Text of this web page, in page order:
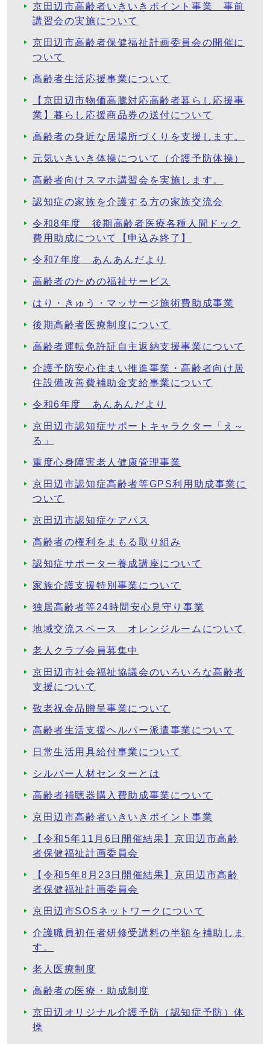
京田辺市高齢者いきいきポイント事業 事前
講習会の実施について
京田辺市高齢者保健福祉計画委員会の開催に
ついて
高齢者生活応援事業について
【京田辺市物価高騰対応高齢者暮らし応援事
業】暮らし応援商品券の送付について
高齢者の身近な居場所づくりを支援します。
元気いきいき体操について（介護予防体操）
高齢者向けスマホ講習会を実施します。
認知症の家族を介護する方の家族交流会
令和8年度 後期高齢者医療各種人間ドック
費用助成について【申込み終了】
令和7年度 あんあんだより
高齢者のための福祉サービス
はり・きゅう・マッサージ施術費助成事業
後期高齢者医療制度について
高齢者運転免許証自主返納支援事業について
介護予防安心住まい推進事業・高齢者向け居
住設備改善費補助金支給事業について
令和6年度 あんあんだより
京田辺市認知症サポートキャラクター「え～
る」
重度心身障害老人健康管理事業
京田辺市認知症高齢者等GPS利用助成事業に
ついて
京田辺市認知症ケアパス
高齢者の権利をまもる取り組み
認知症サポーター養成講座について
家族介護支援特別事業について
独居高齢者等24時間安心見守り事業
地域交流スペース オレンジルームについて
老人クラブ会員募集中
京田辺市社会福祉協議会のいろいろな高齢者
支援について
敬老祝金品贈呈事業について
高齢者生活支援ヘルパー派遣事業について
日常生活用具給付事業について
シルバー人材センターとは
高齢者補聴器購入費助成事業について
京田辺市高齢者いきいきポイント事業
【令和5年11月6日開催結果】京田辺市高齢
者保健福祉計画委員会
【令和5年8月23日開催結果】京田辺市高齢
者保健福祉計画委員会
京田辺市SOSネットワークについて
介護職員初任者研修受講料の半額を補助しま
す。
老人医療制度
高齢者の医療・助成制度
京田辺オリジナル介護予防（認知症予防）体
操